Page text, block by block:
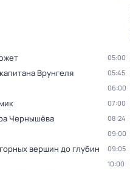
Врунгеля
Чернышёва
вершин до глубин
05:00
05:45
06:00
07:00
08:24
09:00
09:05
10:00